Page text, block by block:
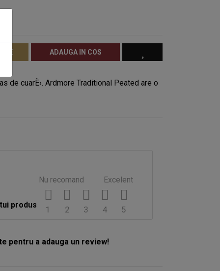
ADAUGA IN COS
de cuarÈ›. Ardmore Traditional Peated are o
produs
Nu recomand Excelent
5
4
3
2
1
pentru a adauga un review!